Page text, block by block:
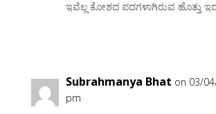
ಇವೆಲ್ಲ ಕೋಶದ ಪದಗಳಾಗಿರುವ ಹೊತ್ತು
Subrahmanya Bhat on 03/
pm